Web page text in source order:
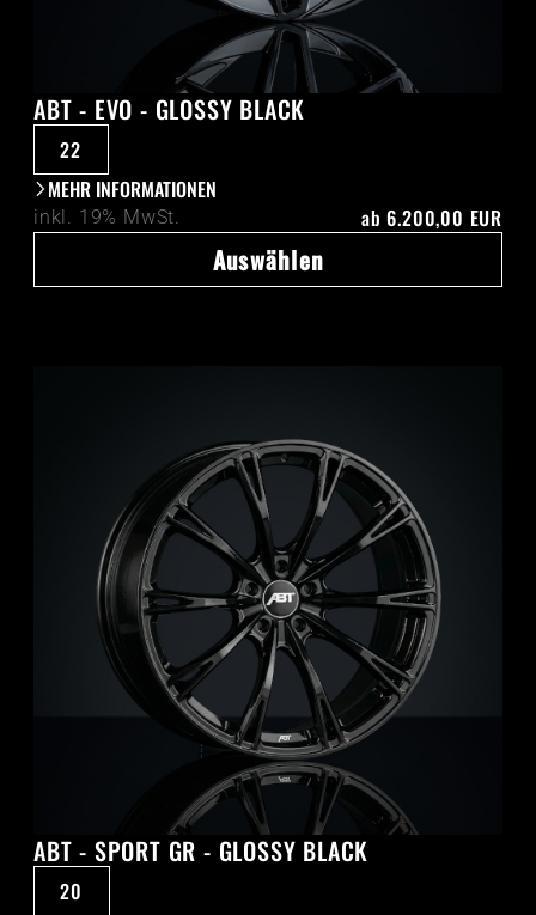
ABT - EVO - GLOSSY BLACK
22
MEHR INFORMATIONEN
inkl. 19% MwSt. ab6.200,00 EUR
Auswählen
ABT - SPORT GR - GLOSSY BLACK
20